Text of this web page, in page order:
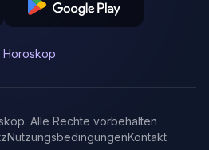
Horoskop
. Alle Rechte vorbehalten
NutzungsbedingungenKontakt